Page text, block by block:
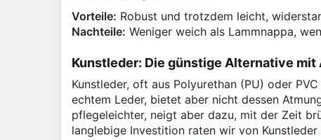
Vorteile: Robust und trotzdem leicht,
Nachteile: Weniger weich als Lammnappa,
Kunstleder: Die günstige Alternative
Kunstleder, oft aus Polyurethan (PU) oder
echtem Leder, bietet aber nicht dessen
pflegeleichter, neigt aber dazu, mit der Zeit
langlebige Investition raten wir von